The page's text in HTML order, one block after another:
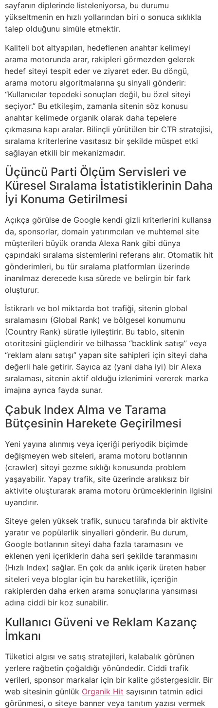
sayfanın diplerinde listeleniyorsa, bu durumu
yükseltmenin en hızlı yollarından biri o sonuca sıklıkla
talep olduğunu simüle etmektir.
Kaliteli bot altyapıları, hedeflenen anahtar kelimeyi
arama motorunda arar, rakipleri görmezden gelerek
hedef siteyi tespit eder ve ziyaret eder. Bu döngü,
arama motoru algoritmalarına şu sinyali gönderir:
“Kullanıcılar tepedeki sonuçları değil, bu özel siteyi
seçiyor.” Bu etkileşim, zamanla sitenin söz konusu
anahtar kelimede organik olarak daha tepelere
çıkmasına kapı aralar. Bilinçli yürütülen bir CTR stratejisi,
sıralama kriterlerine vasıtasız bir şekilde müspet etki
sağlayan etkili bir mekanizmadır.
Üçüncü Parti Ölçüm Servisleri ve
Küresel Sıralama İstatistiklerinin Daha
İyi Konuma Getirilmesi
Açıkça görülse de Google kendi gizli kriterlerini kullansa
da, sponsorlar, domain yatırımcıları ve muhtemel site
müşterileri büyük oranda Alexa Rank gibi dünya
çapındaki sıralama sistemlerini referans alır. Otomatik hit
gönderimleri, bu tür sıralama platformları üzerinde
inanılmaz derecede kısa sürede ve belirgin bir fark
oluşturur.
İstikrarlı ve bol miktarda bot trafiği, sitenin global
sıralamasını (Global Rank) ve bölgesel konumunu
(Country Rank) süratle iyileştirir. Bu tablo, sitenin
otoritesini güçlendirir ve bilhassa “backlink satışı” veya
“reklam alanı satışı” yapan site sahipleri için siteyi daha
değerli hale getirir. Sayıca az (yani daha iyi) bir Alexa
sıralaması, sitenin aktif olduğu izlenimini vererek marka
imajına ayrıca fayda sunar.
Çabuk Index Alma ve Tarama
Bütçesinin Harekete Geçirilmesi
Yeni yayına alınmış veya içeriği periyodik biçimde
değişmeyen web siteleri, arama motoru botlarının
(crawler) siteyi gezme sıklığı konusunda problem
yaşayabilir. Yapay trafik, site üzerinde aralıksız bir
aktivite oluşturarak arama motoru örümceklerinin ilgisini
uyandırır.
Siteye gelen yüksek trafik, sunucu tarafında bir aktivite
yaratır ve popülerlik sinyalleri gönderir. Bu durum,
Google botlarının siteyi daha fazla taramasını ve
eklenen yeni içeriklerin daha seri şekilde taranmasını
(Hızlı Index) sağlar. En çok da anlık içerik üreten haber
siteleri veya bloglar için bu hareketlilik, içeriğin
rakiplerden daha erken arama sonuçlarına yansıması
adına ciddi bir koz sunabilir.
Kullanıcı Güveni ve Reklam Kazanç
İmkanı
Tüketici algısı ve satış stratejileri, kalabalık görünen
yerlere rağbetin çoğaldığı yönündedir. Ciddi trafik
verileri, sponsor markalar için bir kalite göstergesidir. Bir
web sitesinin günlük Organik Hit sayısının tatmin edici
görünmesi, o siteye banner veya tanıtım yazısı vermek